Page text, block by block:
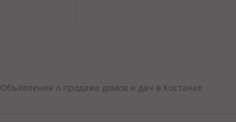
Объявления о продаже домов и дач в Костанае